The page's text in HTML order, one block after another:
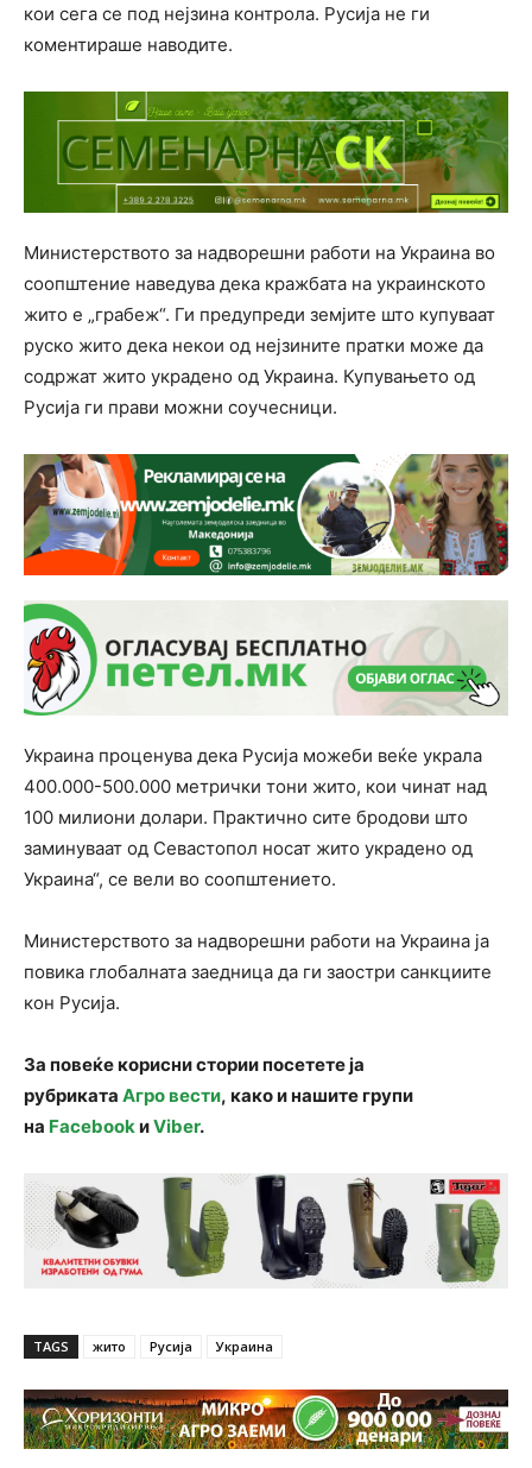
кои сега се под нејзина контрола. Русија не ги
коментираше наводите.
Министерството за надворешни работи на Украина во
соопштение наведува дека кражбата на украинското
жито е „грабеж“. Ги предупреди земјите што купуваат
руско жито дека некои од нејзините пратки може да
содржат жито украдено од Украина. Купувањето од
Русија ги прави можни соучесници.
Украина проценува дека Русија можеби веќе украла
400.000-500.000 метрички тони жито, кои чинат над
100 милиони долари. Практично сите бродови што
заминуваат од Севастопол носат жито украдено од
Украина“, се вели во соопштението.
Министерството за надворешни работи на Украина ја
повика глобалната заедница да ги заостри санкциите
кон Русија.
За повеќе корисни стории посетете ја
рубриката Агро вести, како и нашите групи
на FacebookиViber.
TAGS жито Русија Украина